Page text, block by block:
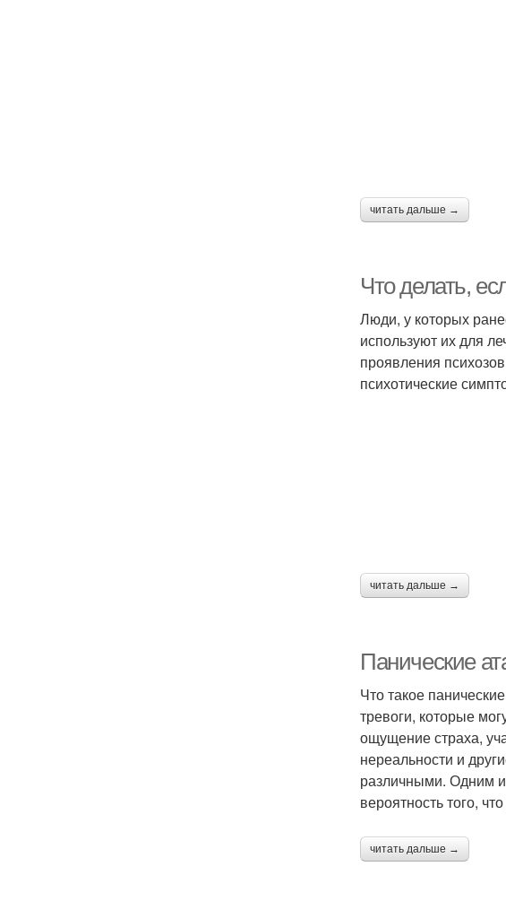
читать дальше →
Что делать,
Люди, у которых
используют их для
проявления
психотические
читать дальше →
Панические
Что такое
тревоги, которые
ощущение страха,
нереальности и
различными. Одним
вероятность того,
читать дальше →